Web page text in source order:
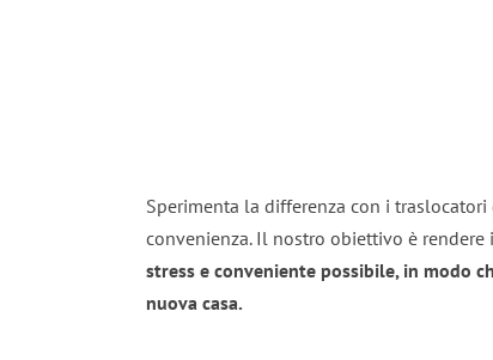
Sperimenta la differenza con i
convenienza. Il nostro obiettivo è rendere
stress e conveniente possibile, in modo
nuova casa.